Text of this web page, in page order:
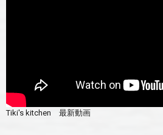
Tiki's kitchen 最新動画